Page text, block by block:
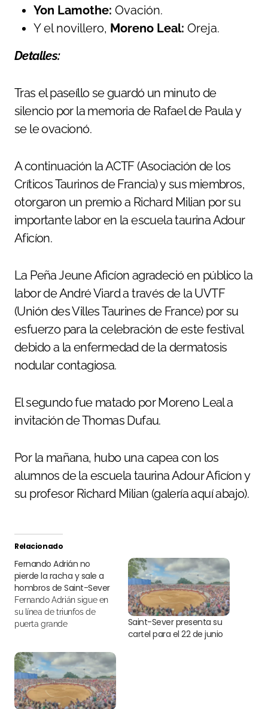
Yon Lamothe: Ovación.
Y el novillero, Moreno Leal: Oreja.
Detalles:
Tras el paseíllo se guardó un minuto de
silencio por la memoria de Rafael de Paula y
se le ovacionó.
A continuación la ACTF (Asociación de los
Críticos Taurinos de Francia) y sus miembros,
otorgaron un premio a Richard Milian por su
importante labor en la escuela taurina Adour
Aficíon.
La Peña Jeune Aficíon agradeció en público la
labor de André Viard a través de la UVTF
(Unión des Villes Taurines de France) por su
esfuerzo para la celebración de este festival
debido a la enfermedad de la dermatosis
nodular contagiosa.
El segundo fue matado por Moreno Leal a
invitación de Thomas Dufau.
Por la mañana, hubo una capea con los
alumnos de la escuela taurina Adour Aficíon y
su profesor Richard Milian (galería aquí abajo).
Relacionado
Fernando Adrián no
pierde la racha y sale a
hombros de Saint-Sever
Fernando Adrián sigue en
su línea de triunfos de
puerta grande
Saint-Sever presenta su
cartel para el 22 de junio